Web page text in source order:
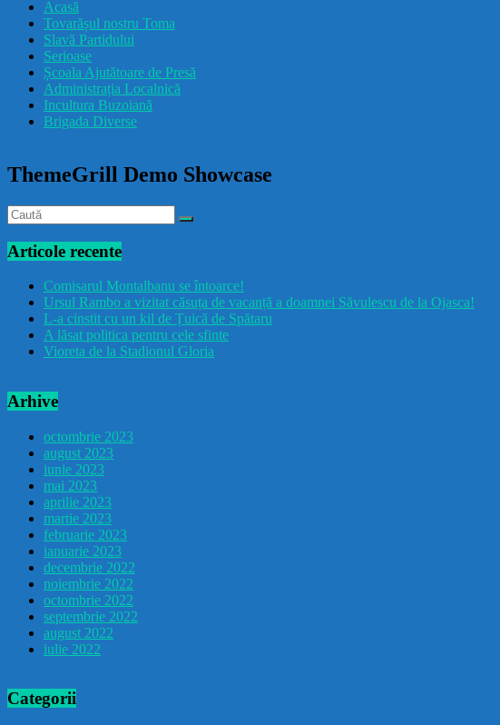
Acasă
Tovarășul nostru Toma
Slavă Partidului
Serioase
Școala Ajutătoare de Presă
Administrația Localnică
Incultura Buzoiană
Brigada Diverse
ThemeGrill Demo Showcase
Articole recente
Comisarul Montalbanu se întoarce!
Ursul Rambo a vizitat căsuța de vacanță a doamnei Săvulescu de la Ojasca!
L-a cinstit cu un kil de Țuică de Spătaru
A lăsat politica pentru cele sfinte
Vioreta de la Stadionul Gloria
Arhive
octombrie 2023
august 2023
iunie 2023
mai 2023
aprilie 2023
martie 2023
februarie 2023
ianuarie 2023
decembrie 2022
noiembrie 2022
octombrie 2022
septembrie 2022
august 2022
iulie 2022
Categorii